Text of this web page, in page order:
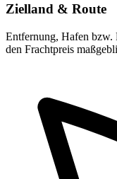
Zielland & Route
Entfernung, Hafen bzw.
den Frachtpreis